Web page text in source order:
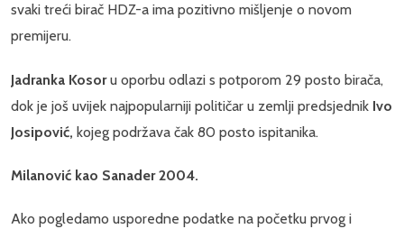
svaki treći birač HDZ-a ima pozitivno mišljenje o novom
premijeru.
Jadranka Kosoru oporbu odlazi s potporom 29 posto birača,
dok je još uvijek najpopularniji političar u zemlji predsjednik Ivo
Josipović, kojeg podržava čak 80 posto ispitanika.
Milanović kao Sanader 2004.
Ako pogledamo usporedne podatke na početku prvog i